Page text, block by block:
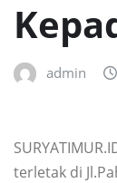
admin
terletak di